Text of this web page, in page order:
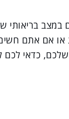
במצב בריאותי
או אם אתם
כדאי